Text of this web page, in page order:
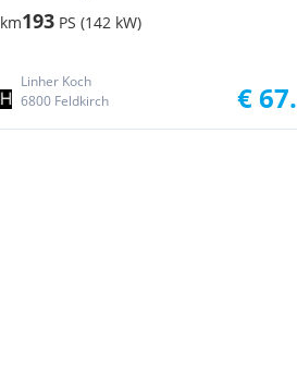
km193 PS (142 kW)
Linher Koch
6800 Feldkirch
€